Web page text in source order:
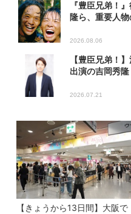
『豊臣兄弟！
隆ら、重要人
2026.08.06
【豊臣兄弟！
出演の吉岡秀
2026.07.21
【きょうから13日間】大阪で